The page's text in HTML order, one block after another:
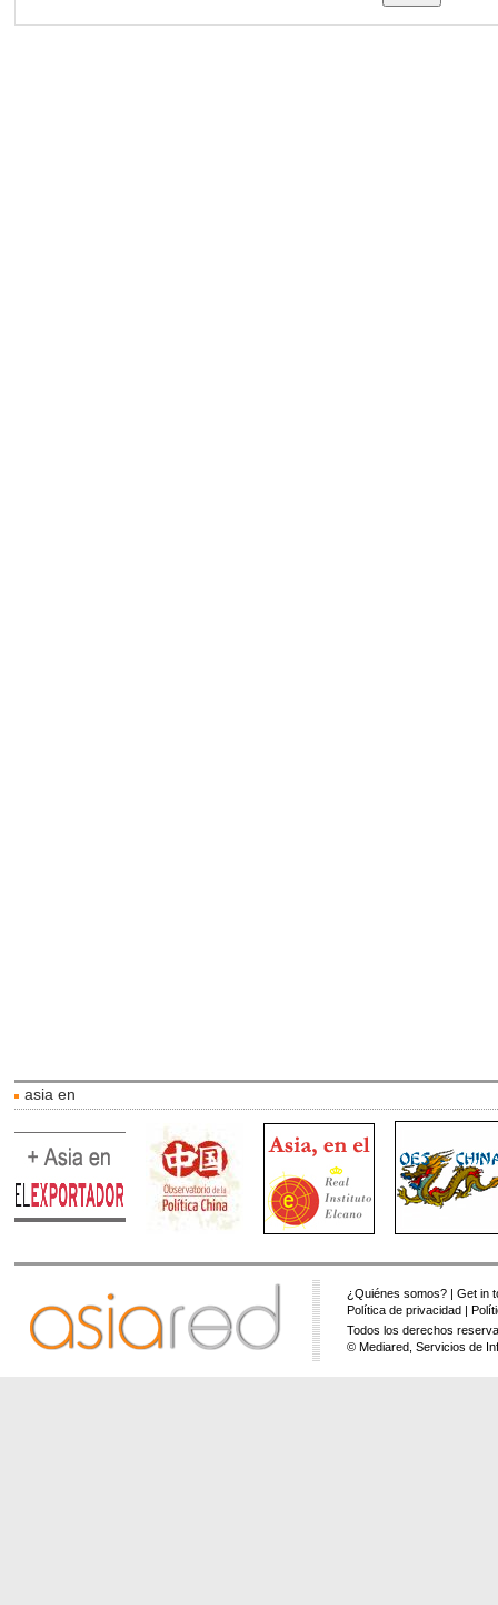
asia en
¿Quiénes somos? |Get in
Política de privacidad |
Todos los derechos
© Mediared, Servicios de